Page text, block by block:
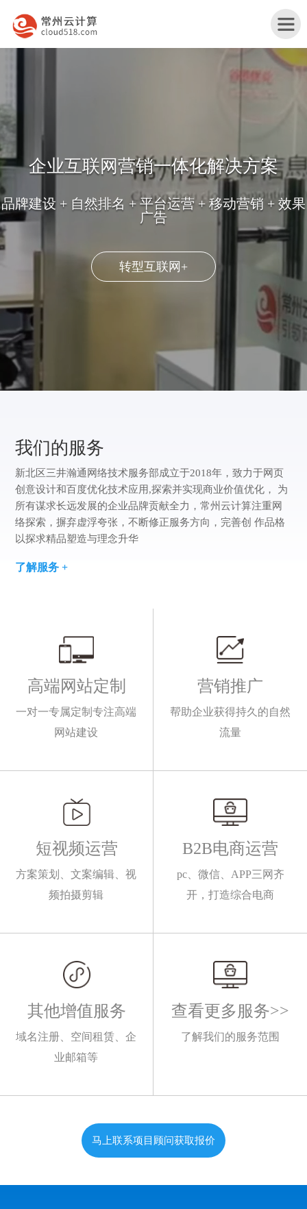
品
与
服
务
行
业
解
决
案
网
站
改
服
务
例
关
我
们
系
我
们
+ 效果
点击了解我们
我们的服务
新北区三井瀚通网络技术服务部成立于2018年，致力于网页
创意设计和百度优化技术应用,探索并实现商业价值优化， 为
所有谋求长远发展的企业品牌贡献全力，常州云计算注重网
络探索，摒弃虚浮夸张，不断修正服务方向，完善创 作品格
以探求精品塑造与理念升华
了解服务 +
高端网站定制
一对一专属定制专注高端
网站建设
营销推广
帮助企业获得持久的自然
流量
短视频运营
方案策划、文案编辑、视
频拍摄剪辑
B2B电商运营
pc、微信、APP三网齐
开，打造综合电商
其他增值服务
域名注册、空间租赁、企
业邮箱等
查看更多服务>>
了解我们的服务范围
马上联系项目顾问获取报价